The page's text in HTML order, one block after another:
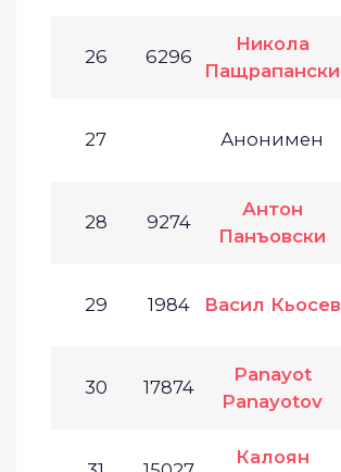
26 6296
Никола
Пащрапански
27 Анонимен
28 9274
Антон
Панъовски
29 1984 Васил Кьосев
30 17874
Panayot
Panayotov
Калоян